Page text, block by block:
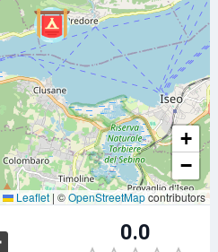
+
−
Leaflet | ©OpenStreetMapcontributors
0.0